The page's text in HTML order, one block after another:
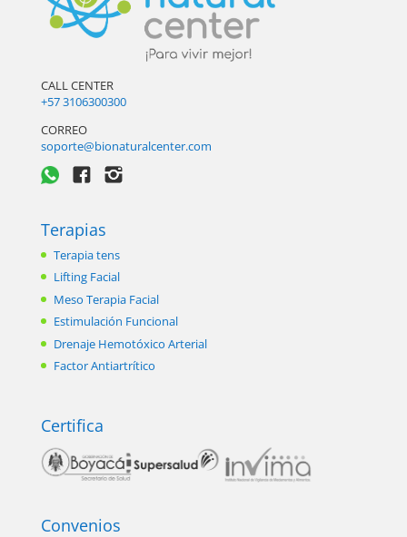
CALL CENTER
+57 3106300300
CORREO
soporte@bionaturalcenter.com
Terapias
Terapia tens
Lifting Facial
Meso Terapia Facial
Estimulación Funcional
Drenaje Hemotóxico Arterial
Factor Antiartrítico
Certifica
Convenios